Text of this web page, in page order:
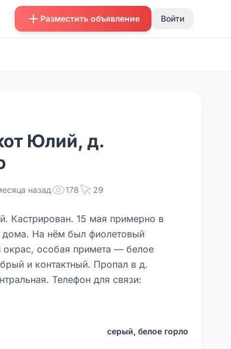
Разместить объявление Войти
Юлий, д.
назад 178 29
Кастрирован. 15 мая примерно в
дома. На нём был фиолетовый
особая примета — белое
и контактный. Пропал в д.
Телефон для связи:
серый, белое горло